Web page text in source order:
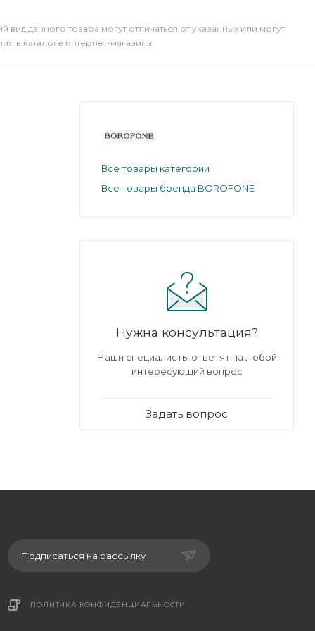
вид данного товара могут отличаться от указанных или могут
в каталоге интернет-магазина.
Все товары категории
Все товары бренда BOROFONE
Нужна консультация?
Наши специалисты ответят на любой
интересующий вопрос
Задать вопрос
Подписаться на рассылку
ПОЛИТИКА КОНФИДЕНЦИАЛЬНОСТИ